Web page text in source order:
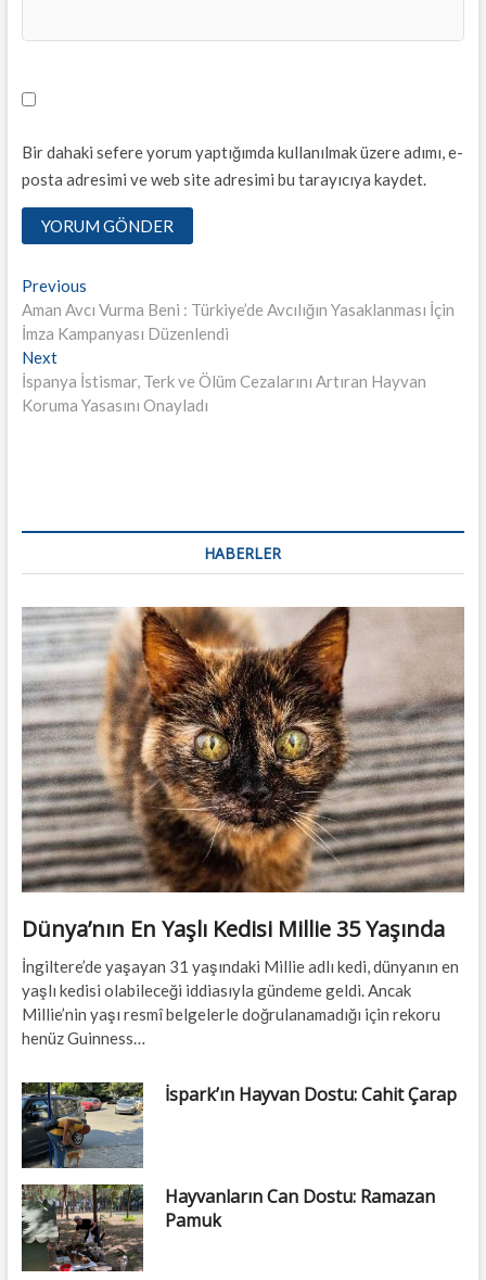
Bir dahaki sefere yorum yaptığımda kullanılmak üzere adımı, e-
posta adresimi ve web site adresimi bu tarayıcıya kaydet.
Yazı
dolaşımı
PreviousPrevious
post:
Aman Avcı Vurma Beni : Türkiye’de Avcılığın Yasaklanması İçin
İmza Kampanyası Düzenlendi
NextNext
post:
İspanya İstismar, Terk ve Ölüm Cezalarını Artıran Hayvan
Koruma Yasasını Onayladı
HABERLER
Dünya’nın En Yaşlı Kedisi Millie 35 Yaşında
İngiltere’de yaşayan 31 yaşındaki Millie adlı kedi, dünyanın en
yaşlı kedisi olabileceği iddiasıyla gündeme geldi. Ancak
Millie’nin yaşı resmî belgelerle doğrulanamadığı için rekoru
henüz Guinness…
İspark’ın Hayvan Dostu: Cahit Çarap
Hayvanların Can Dostu: Ramazan
Pamuk